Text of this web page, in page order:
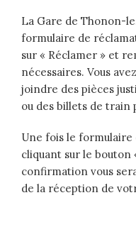
La Gare de Thonon-
formulaire de
sur « Réclamer » et
nécessaires. Vous
joindre des pièces
ou des billets de train
Une fois le
cliquant sur le bouton
confirmation vous
de la réception de